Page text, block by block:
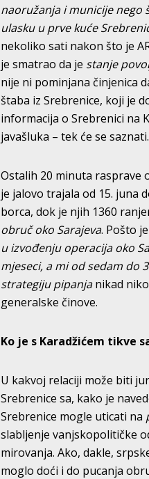
naoružanja i municije nego
ulasku u prve kuće
nekoliko sati nakon što je
je smatrao da je stanje
nije ni pominjana činjenica
štaba iz Srebrenice, koji je
informacija o Srebrenici na
javašluka – tek će se saznati.
Ostalih 20 minuta rasprave
je jalovo trajala od 15. juna
borca, dok je njih 1360
obruč oko Sarajeva. Pošto
u izvođenju operacija oko
mjeseci, a mi od sedam do
strategiju pipanjanikad
generalske činove.
Ko je s Karadžićem tikve
U kakvoj relaciji može biti
Srebrenice sa, kako je
Srebrenice mogle uticati na
slabljenje vanjskopolitičke
mirovanja. Ako, dakle,
moglo doći i do pucanja